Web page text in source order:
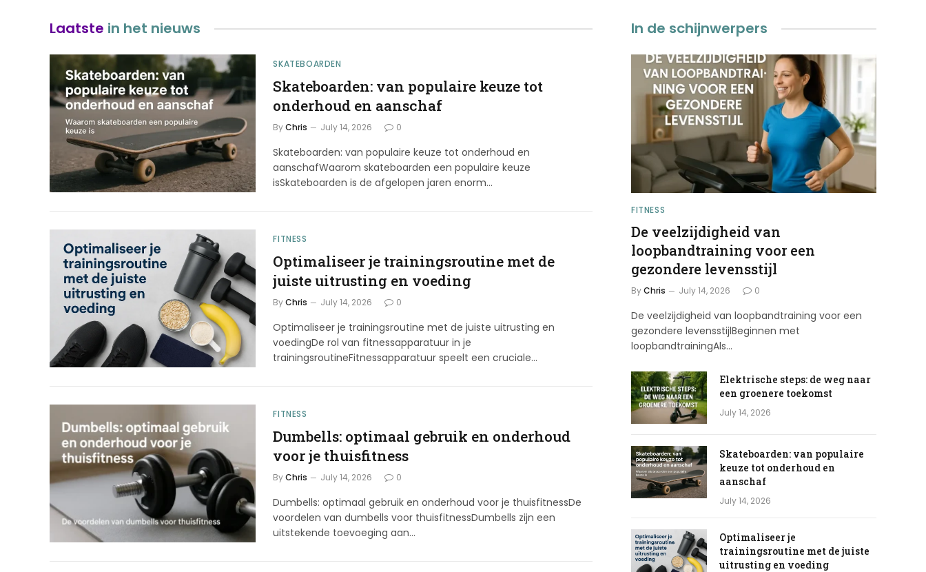
Laatste in het nieuws
SKATEBOARDEN
Skateboarden: van populaire keuze tot
onderhoud en aanschaf
By Chris July 14, 2026 0
Skateboarden: van populaire keuze tot onderhoud en
aanschafWaarom skateboarden een populaire keuze
isSkateboarden is de afgelopen jaren enorm…
FITNESS
Optimaliseer je trainingsroutine met de
juiste uitrusting en voeding
By Chris July 14, 2026 0
Optimaliseer je trainingsroutine met de juiste uitrusting en
voedingDe rol van fitnessapparatuur in je
trainingsroutineFitnessapparatuur speelt een cruciale…
FITNESS
Dumbells: optimaal gebruik en onderhoud
voor je thuisfitness
By Chris July 14, 2026 0
Dumbells: optimaal gebruik en onderhoud voor je thuisfitnessDe
voordelen van dumbells voor thuisfitnessDumbells zijn een
uitstekende toevoeging aan…
In de schijnwerpers
FITNESS
De veelzijdigheid van
loopbandtraining voor een
gezondere levensstijl
ByChris July 14, 2026 0
De veelzijdigheid van loopbandtraining voor een
gezondere levensstijlBeginnen met
loopbandtrainingAls…
Elektrische steps: de weg naar
een groenere toekomst
July 14, 2026
Skateboarden: van populaire
keuze tot onderhoud en
aanschaf
July 14, 2026
Optimaliseer je
trainingsroutine met de juiste
uitrusting en voeding